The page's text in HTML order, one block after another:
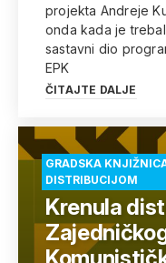
projekta Andreje
onda kada je
sastavni dio
EPK
ČITAJTE DALJE
GRADSKA
DISTRIBUCIJOM
Krenula